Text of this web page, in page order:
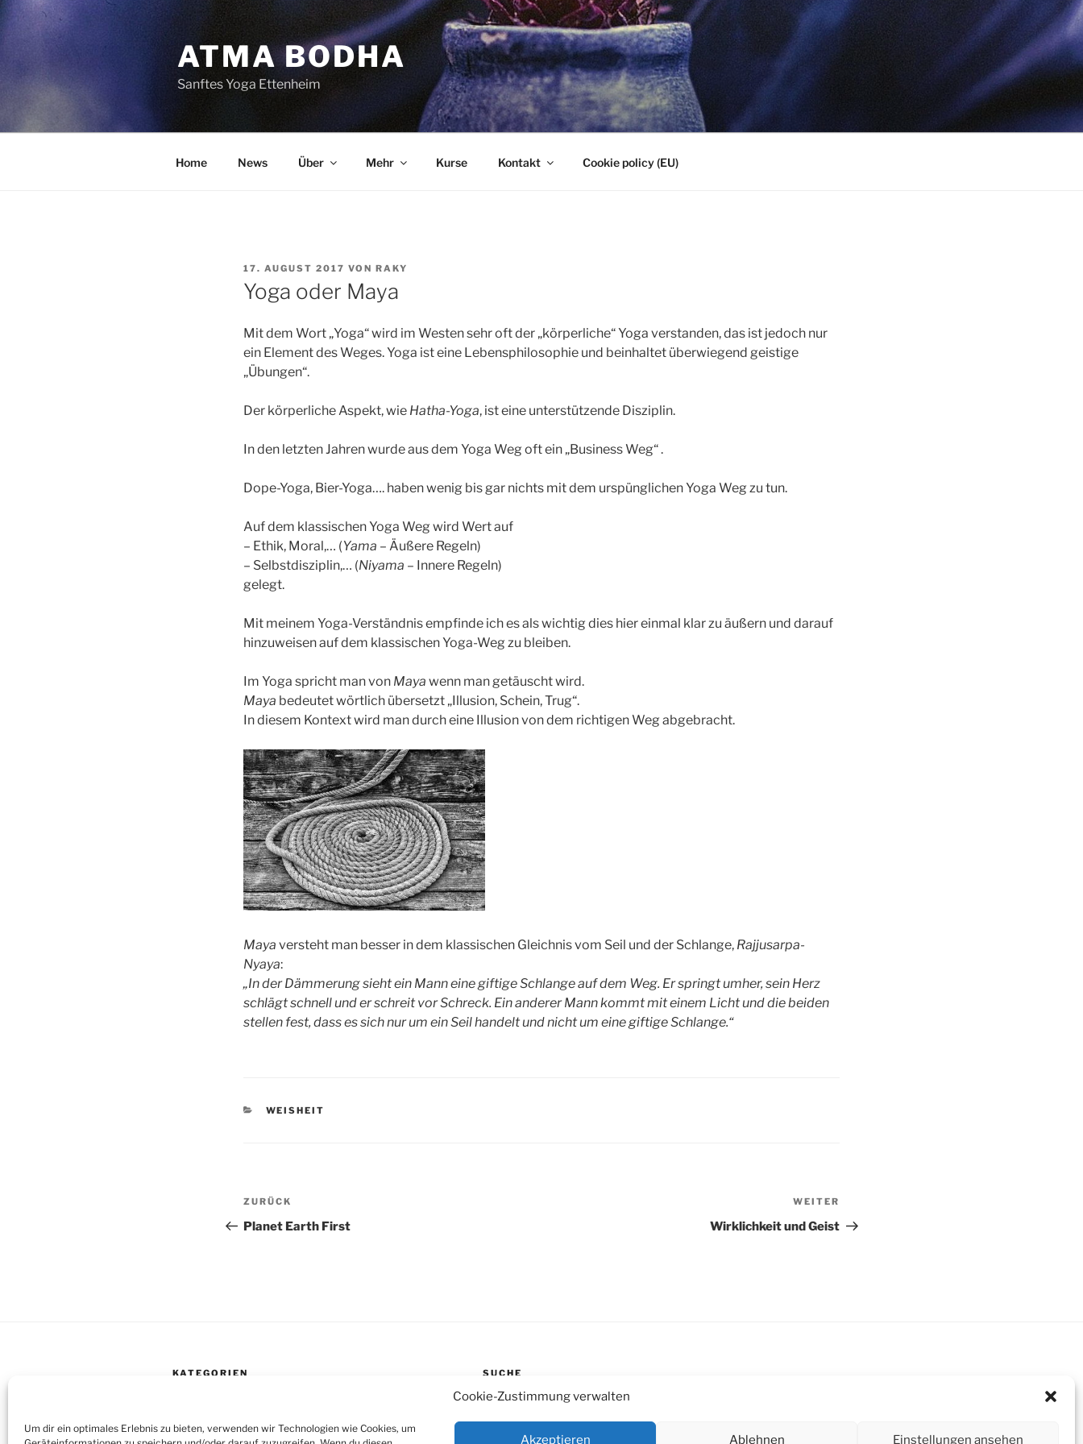
Cookie-Zustimmung verwalten
Um dir ein optimales Erlebnis zu bieten, verwenden wir Technologien wie Cookies, um
Akzeptieren Ablehnen Einstellungen ansehen
Zum
Inhalt
springen
ATMA BODHA
Sanftes Yoga Ettenheim
Home News Über Mehr Kurse Kontakt Cookie policy (EU)
VERÖFFENTLICHT
AM
17. AUGUST 2017 VON RAKY
Yoga oder Maya
Mit dem Wort „Yoga“ wird im Westen sehr oft der „körperliche“ Yoga verstanden, das ist jedoch nur
ein Element des Weges. Yoga ist eine Lebensphilosophie und beinhaltet überwiegend geistige
„Übungen“.
Der körperliche Aspekt, wie Hatha-Yoga, ist eine unterstützende Disziplin.
In den letzten Jahren wurde aus dem Yoga Weg oft ein „Business Weg“ .
Dope-Yoga, Bier-Yoga…. haben wenig bis gar nichts mit dem urspünglichen Yoga Weg zu tun.
Auf dem klassischen Yoga Weg wird Wert auf
– Ethik, Moral,… (Yama – Äußere Regeln)
– Selbstdisziplin,… (Niyama – Innere Regeln)
gelegt.
Mit meinem Yoga-Verständnis empfinde ich es als wichtig dies hier einmal klar zu äußern und darauf
hinzuweisen auf dem klassischen Yoga-Weg zu bleiben.
Im Yoga spricht man von Maya wenn man getäuscht wird.
Maya bedeutet wörtlich übersetzt „Illusion, Schein, Trug“.
In diesem Kontext wird man durch eine Illusion von dem richtigen Weg abgebracht.
Maya versteht man besser in dem klassischen Gleichnis vom Seil und der Schlange, Rajjusarpa-
Nyaya:
„In der Dämmerung sieht ein Mann eine giftige Schlange auf dem Weg. Er springt umher, sein Herz
schlägt schnell und er schreit vor Schreck. Ein anderer Mann kommt mit einem Licht und die beiden
stellen fest, dass es sich nur um ein Seil handelt und nicht um eine giftige Schlange.“
KATEGORIEN
WEISHEIT
Beitragsnavigation
Vorheriger
Beitrag
ZURÜCK
Planet Earth First
Beitrag
WEITER
Wirklichkeit und Geist
KATEGORIEN SUCHE
Suche
nach: